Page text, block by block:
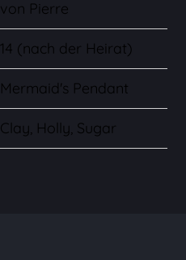
von Pierre
14 (nach der Heirat)
Mermaid's Pendant
Clay, Holly, Sugar